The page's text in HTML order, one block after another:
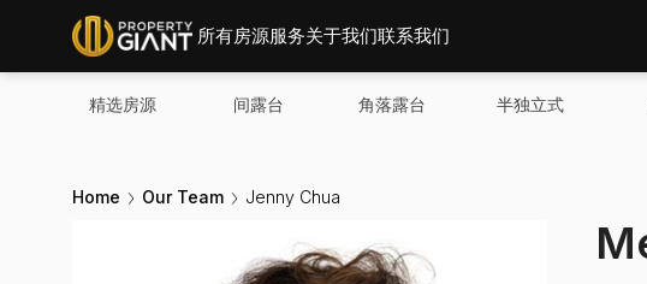
所有房源服务关于我们联系我们
精选房源 间露台 角落露台 半独立式
Home Our Team Jenny Chua